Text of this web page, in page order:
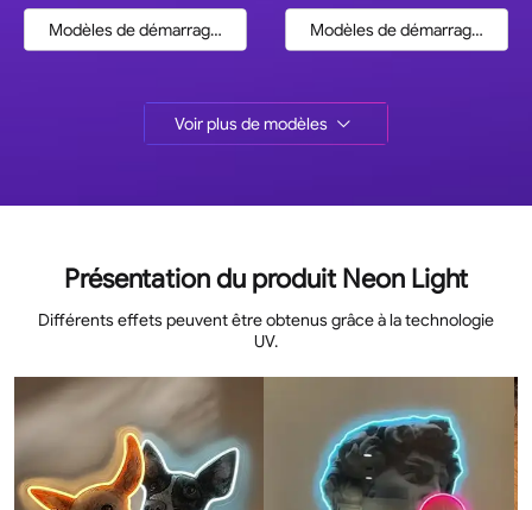
Modèles de démarrage et devis Modèles de démarrage et
Voir plus de modèles
Présentation du produit Neon Light
Différents effets peuvent être obtenus grâce à la technologie
UV.